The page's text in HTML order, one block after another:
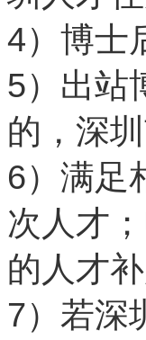
4）博士
5）出站
的，深
6）满足
次人才
的人才
7）若深